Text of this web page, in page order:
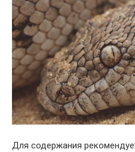
Для содержания